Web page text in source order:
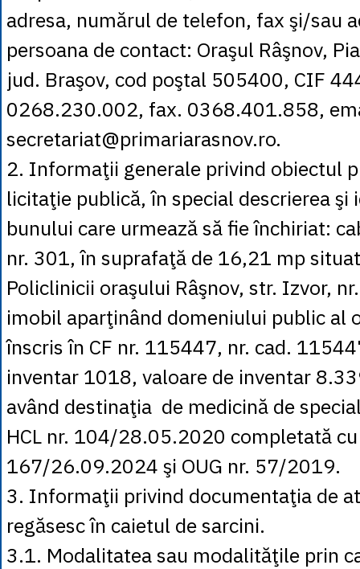
adresa, numărul de telefon, fax şi/sau
persoana de contact: Oraşul Râşnov,
jud. Braşov, cod poştal 505400, CIF
0268.230.002, fax. 0368.401.858,
secretariat@primariarasnov.ro.
2. Informaţii generale privind obiectul
licitaţie publică, în special descrierea şi
bunului care urmează să fie închiriat:
nr. 301, în suprafaţă de 16,21 mp
Policlinicii oraşului Râşnov, str. Izvor,
imobil aparţinând domeniului public al
înscris în CF nr. 115447, nr. cad.
inventar 1018, valoare de inventar
având destinaţia de medicină de
HCL nr. 104/28.05.2020 completată cu
167/26.09.2024 şi OUG nr. 57/2019.
3. Informaţii privind documentaţia de
regăsesc în caietul de sarcini.
3.1. Modalitatea sau modalităţile prin